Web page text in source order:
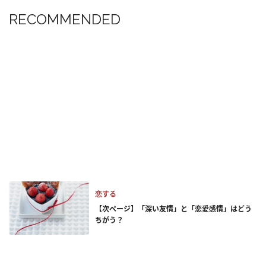
RECOMMENDED
恋する
【次ページ】「深い友情」と「恋愛感情」はどう
ちがう？